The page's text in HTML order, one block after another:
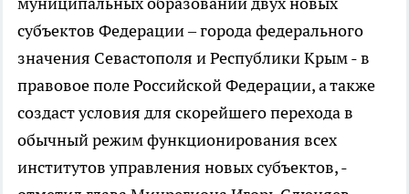
субъектов Федерации – города федерального
значения Севастополя и Республики Крым - в
правовое поле Российской Федерации, а также
создаст условия для скорейшего перехода в
обычный режим функционирования всех
институтов управления новых субъектов, -